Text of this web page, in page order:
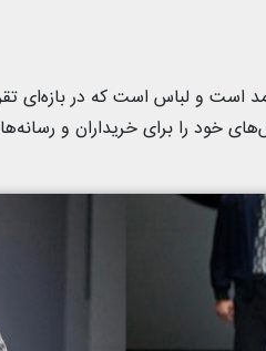
و لباس است که در بازه‌ای
خود را برای خریداران و